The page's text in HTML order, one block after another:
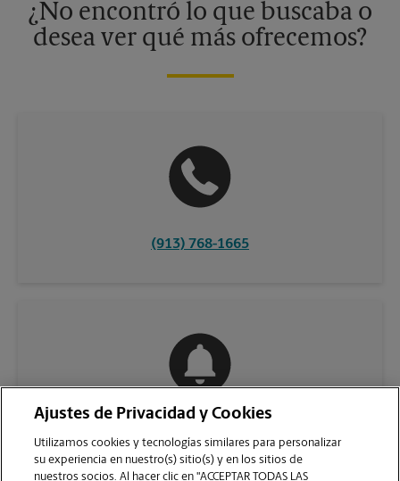
¿No encontró lo que buscaba o
desea ver qué más ofrecemos?
(913) 768-1665
Ajustes de Privacidad y Cookies
Utilizamos cookies y tecnologías similares para personalizar
su experiencia en nuestro(s) sitio(s) y en los sitios de
nuestros socios. Al hacer clic en "ACCEPTAR TODAS LAS